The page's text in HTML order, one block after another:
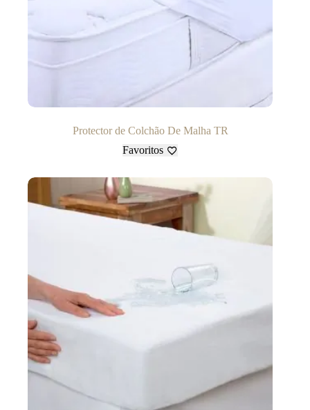
Protector de Colchão De Malha TR
Favoritos